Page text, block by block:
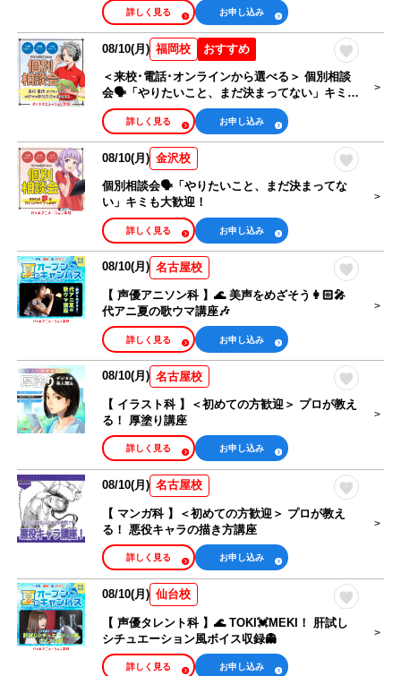
お申し込み
詳しく見る
おすすめ
08/10(月) 福岡校
＜来校･電話･オンラインから選べる＞ 個別相談
会🗣️「やりたいこと、まだ決まってない」キミも
大歓迎！
お申し込み
詳しく見る
08/10(月) 金沢校
個別相談会🗣️「やりたいこと、まだ決まってな
い」キミも大歓迎！
お申し込み
詳しく見る
08/10(月) 名古屋校
【 声優アニソン科 】🌊 美声をめざそう👩🏻‍🎤
代アニ夏の歌ウマ講座🎶
お申し込み
詳しく見る
08/10(月) 名古屋校
【 イラスト科 】＜初めての方歓迎＞ プロが教え
る！ 厚塗り講座
お申し込み
詳しく見る
08/10(月) 名古屋校
【 マンガ科 】＜初めての方歓迎＞ プロが教え
る！ 悪役キャラの描き方講座
お申し込み
詳しく見る
08/10(月) 仙台校
【 声優タレント科 】🌊 TOKI💓MEKI！ 肝試し
シチュエーション風ボイス収録👻
お申し込み
詳しく見る